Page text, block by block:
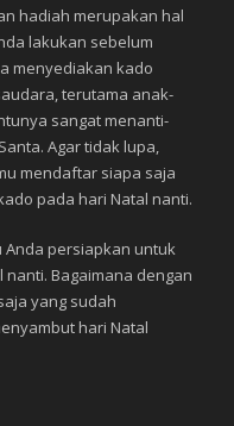
hadiah merupakan hal
lakukan sebelum
menyediakan kado
terutama anak-
sangat menanti-
Agar tidak lupa,
mendaftar siapa saja
pada hari Natal nanti.
Anda persiapkan untuk
Bagaimana dengan
yang sudah
hari Natal